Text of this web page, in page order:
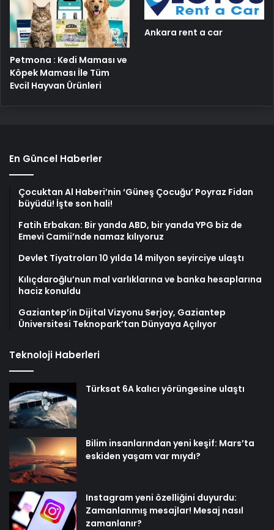
Petmona : Kedi Maması ve
Köpek Maması İle Tüm
Evcil Hayvan Ürünleri
Ankara rent a car
En Güncel Haberler
Çocuktan Al Haberi’nin ‘Güneş Çocuğu’ Poyraz Fidan
büyüdü! İşte son hali!
Fatih Erbakan: Bir yanda ABD, bir yanda YPG biz de
Emevi Camii’nde namaz kılıyoruz
Devlet Tiyatroları 10 yılda 14 milyon seyirciye ulaştı
Kılıçdaroğlu’nun mal varlıklarına ve banka hesaplarına
haciz konuldu
Gaziantep’in Dijital Vizyonu Serjoy, Gaziantep
Üniversitesi Teknopark’tan Dünyaya Açılıyor
Teknoloji Haberleri
Türksat 6A kalıcı yörüngesine ulaştı
Bilim insanlarından yeni keşif: Mars’ta
eskiden yaşam var mıydı?
Instagram yeni özelliğini duyurdu:
Zamanlanmış mesajlar! Mesaj nasıl
zamanlanır?